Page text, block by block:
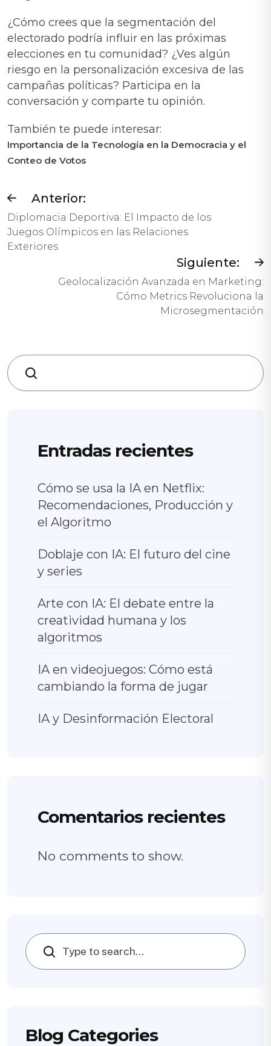
¿Cómo crees que la segmentación del
electorado podría influir en las próximas
elecciones en tu comunidad? ¿Ves algún
riesgo en la personalización excesiva de las
campañas políticas? Participa en la
conversación y comparte tu opinión.
También te puede interesar:
Importancia de la Tecnología en la Democracia y el
Conteo de Votos
Anterior:
Diplomacia Deportiva: El Impacto de los
Juegos Olímpicos en las Relaciones
Exteriores
Siguiente:
Geolocalización Avanzada en Marketing:
Cómo Metrics Revoluciona la
Microsegmentación
Search
Entradas recientes
Cómo se usa la IA en Netflix:
Recomendaciones, Producción y
el Algoritmo
Doblaje con IA: El futuro del cine
y series
Arte con IA: El debate entre la
creatividad humana y los
algoritmos
IA en videojuegos: Cómo está
cambiando la forma de jugar
IA y Desinformación Electoral
Comentarios recientes
No comments to show.
Search
Blog Categories